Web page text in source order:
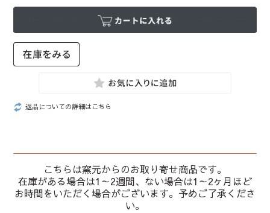
返品についての詳細はこちら
こちらは窯元からのお取り寄せ商品です。
在庫がある場合は1～2週間、ない場合は1～2ヶ月ほど
お時間をいただく場合がございます。予めご了承くださ
い。